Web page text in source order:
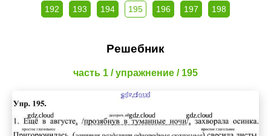
192 193 194 195 196 197 198
Решебник
часть 1 / упражнение / 195